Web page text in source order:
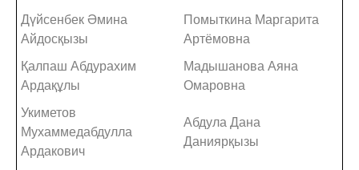
Дүйсенбек Әмина
Айдосқызы
Помыткина Маргарита
Артёмовна
Қалпаш Абдурахим
Ардақұлы
Мадышанова Аяна
Омаровна
Укиметов
Мухаммедабдулла
Ардакович
Абдула Дана
Даниярқызы